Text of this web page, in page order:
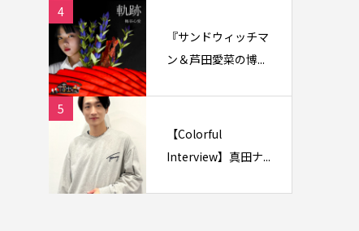
4
『サンドウィッチマ
ン＆芦田愛菜の博...
5
【Colorful
Interview】真田ナ...